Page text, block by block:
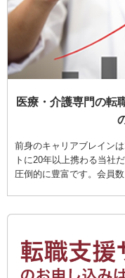
医療・介護専門の転
前身のキャリアブレイン
トに20年以上携わる当社
圧倒的に豊富です。会員